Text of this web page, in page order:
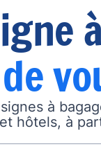
à
hôtels, à